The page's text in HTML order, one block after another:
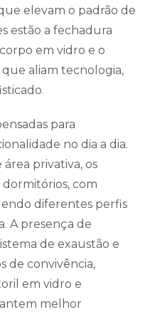
elevam o padrão de
estão a fechadura
em vidro e o
aliam tecnologia,
para
no dia a dia.
privativa, os
com
diferentes perfis
A presença de
de exaustão e
de convivência,
em vidro e
melhor